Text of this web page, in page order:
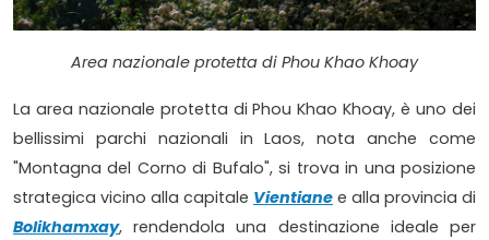
Area nazionale protetta di Phou Khao Khoay
La area nazionale protetta di Phou Khao Khoay, è uno dei
bellissimi parchi nazionali in Laos, nota anche come
"Montagna del Corno di Bufalo", si trova in una posizione
strategica vicino alla capitale Vientiane e alla provincia di
Bolikhamxay, rendendola una destinazione ideale per